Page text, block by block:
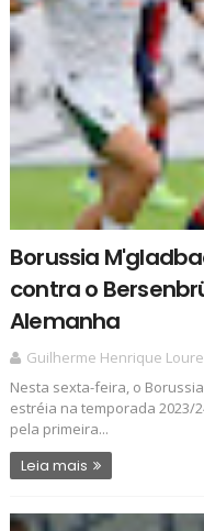
Borussia
contra o
Alemanha
Guilherme Henrique
Nesta sexta-feira, o
estréia na temporada 2023/
pela primeira...
Leia mais